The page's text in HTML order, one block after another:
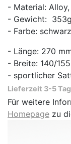
- Material:
- Gewicht: 353g
- Farbe:
- Länge: 270
- Breite: 140/
- sportlicher
Lieferzeit 3-5
Für weitere
Homepage zu